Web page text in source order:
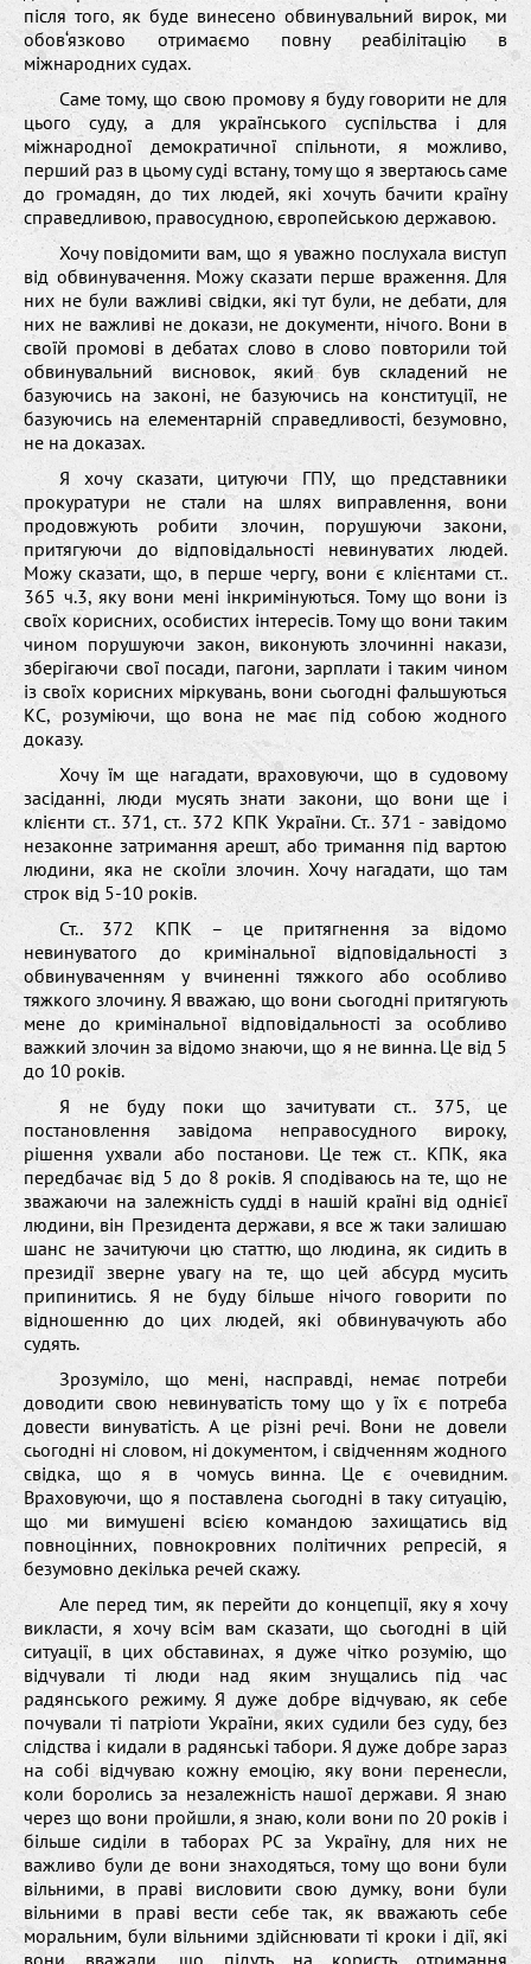
після того, як буде винесено обвинувальний вирок, ми
обов‘язково отримаємо повну реабілітацію в
міжнародних судах.
Саме тому, що свою промову я буду говорити не для
цього суду, а для українського суспільства і для
міжнародної демократичної спільноти, я можливо,
перший раз в цьому суді встану, тому що я звертаюсь саме
до громадян, до тих людей, які хочуть бачити країну
справедливою, правосудною, європейською державою.
Хочу повідомити вам, що я уважно послухала виступ
від обвинувачення. Можу сказати перше враження. Для
них не були важливі свідки, які тут були, не дебати, для
них не важливі не докази, не документи, нічого. Вони в
своїй промові в дебатах слово в слово повторили той
обвинувальний висновок, який був складений не
базуючись на законі, не базуючись на конституції, не
базуючись на елементарній справедливості, безумовно,
не на доказах.
Я хочу сказати, цитуючи ГПУ, що представники
прокуратури не стали на шлях виправлення, вони
продовжують робити злочин, порушуючи закони,
притягуючи до відповідальності невинуватих людей.
Можу сказати, що, в перше чергу, вони є клієнтами ст..
365 ч.3, яку вони мені інкримінуються. Тому що вони із
своїх корисних, особистих інтересів. Тому що вони таким
чином порушуючи закон, виконують злочинні накази,
зберігаючи свої посади, пагони, зарплати і таким чином
із своїх корисних міркувань, вони сьогодні фальшуються
КС, розуміючи, що вона не має під собою жодного
доказу.
Хочу їм ще нагадати, враховуючи, що в судовому
засіданні, люди мусять знати закони, що вони ще і
клієнти ст.. 371, ст.. 372 КПК України. Ст.. 371 - завідомо
незаконне затримання арешт, або тримання під вартою
людини, яка не скоїли злочин. Хочу нагадати, що там
строк від 5-10 років.
Ст.. 372 КПК – це притягнення за відомо
невинуватого до кримінальної відповідальності з
обвинуваченням у вчиненні тяжкого або особливо
тяжкого злочину. Я вважаю, що вони сьогодні притягують
мене до кримінальної відповідальності за особливо
важкий злочин за відомо знаючи, що я не винна. Це від 5
до 10 років.
Я не буду поки що зачитувати ст.. 375, це
постановлення завідома неправосудного вироку,
рішення ухвали або постанови. Це теж ст.. КПК, яка
передбачає від 5 до 8 років. Я сподіваюсь на те, що не
зважаючи на залежність судді в нашій країні від однієї
людини, він Президента держави, я все ж таки залишаю
шанс не зачитуючи цю статтю, що людина, як сидить в
президії зверне увагу на те, що цей абсурд мусить
припинитись. Я не буду більше нічого говорити по
відношенню до цих людей, які обвинувачують або
судять.
Зрозуміло, що мені, насправді, немає потреби
доводити свою невинуватість тому що у їх є потреба
довести винуватість. А це різні речі. Вони не довели
сьогодні ні словом, ні документом, і свідченням жодного
свідка, що я в чомусь винна. Це є очевидним.
Враховуючи, що я поставлена сьогодні в таку ситуацію,
що ми вимушені всією командою захищатись від
повноцінних, повнокровних політичних репресій, я
безумовно декілька речей скажу.
Але перед тим, як перейти до концепції, яку я хочу
викласти, я хочу всім вам сказати, що сьогодні в цій
ситуації, в цих обставинах, я дуже чітко розумію, що
відчували ті люди над яким знущались під час
радянського режиму. Я дуже добре відчуваю, як себе
почували ті патріоти України, яких судили без суду, без
слідства і кидали в радянські табори. Я дуже добре зараз
на собі відчуваю кожну емоцію, яку вони перенесли,
коли боролись за незалежність нашої держави. Я знаю
через що вони пройшли, я знаю, коли вони по 20 років і
більше сиділи в таборах РС за Україну, для них не
важливо були де вони знаходяться, тому що вони були
вільними, в праві висловити свою думку, вони були
вільними в праві вести себе так, як вважають себе
моральним, були вільними здійснювати ті кроки і дії, які